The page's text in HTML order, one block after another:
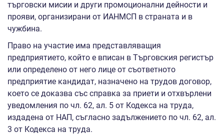
търговски мисии и други промоционални дейности и
прояви, организирани от ИАНМСП в страната и в
чужбина.
Право на участие има представляващия
предприятието, който е вписан в Търговския регистър
или определено от него лице от съответното
предприятие кандидат, назначено на трудов договор,
което се доказва със справка за приети и отхвърлени
уведомления по чл. 62, ал. 5 от Кодекса на труда,
издадена от НАП, съгласно задължението по чл. 62, ал.
3 от Кодекса на труда.